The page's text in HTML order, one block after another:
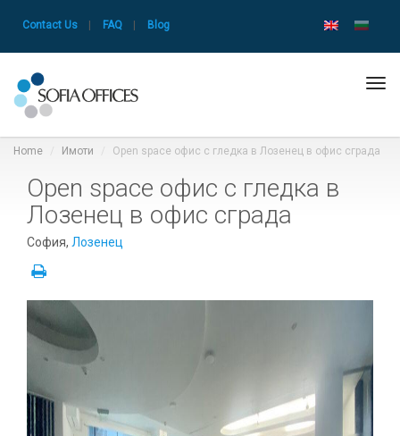
Contact Us FAQ Blog
Home Имоти Open space oфис с гледка в Лозенец в офис сграда
Open space oфис с гледка в
Лозенец в офис сграда
София, Лозенец